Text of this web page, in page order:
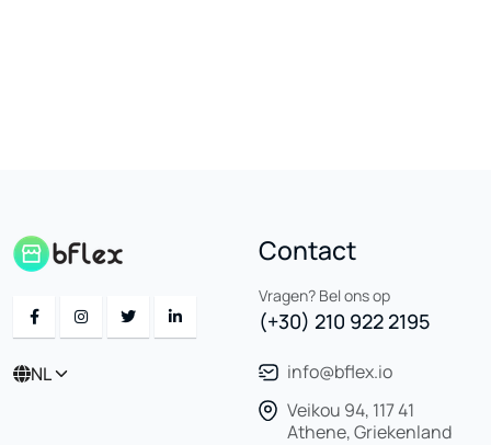
NL
Contact
Vragen? Bel ons op
(+30) 210 922 2195
info@bflex.io
Veikou 94, 117 41
Athene, Griekenland